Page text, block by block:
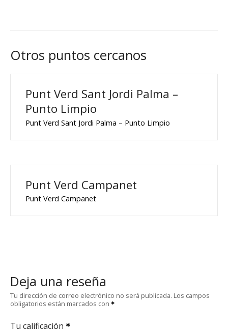
Otros puntos cercanos
Punt Verd Sant Jordi Palma –
Punto Limpio
Punt Verd Sant Jordi Palma – Punto Limpio
Punt Verd Campanet
Punt Verd Campanet
Deja una reseña
Tu dirección de correo electrónico no será publicada. Los campos
obligatorios están marcados con
Tu calificación